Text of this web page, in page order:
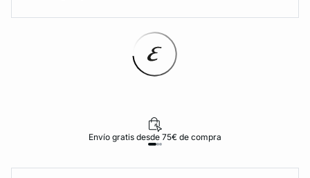
Envío gratis desde 75€ de compra